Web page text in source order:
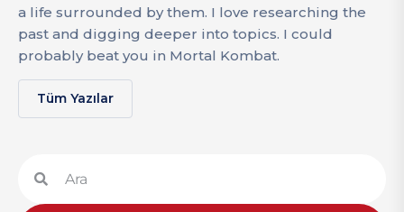
a life surrounded by them. I love researching the
past and digging deeper into topics. I could
probably beat you in Mortal Kombat.
Tüm Yazılar